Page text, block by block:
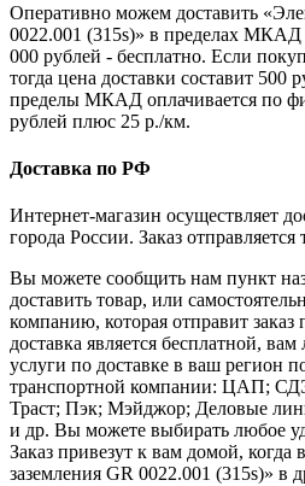
Оперативно можем доставить
0022.001 (315s)» в пределах МКАД
000 рублей - бесплатно. Если
тогда цена доставки составит 500
пределы МКАД оплачивается по
рублей плюс 25 р./км.
Доставка по РФ
Интернет-магазин осуществляет
города России. Заказ
Вы можете сообщить нам пункт
доставить товар, или
компанию, которая отправит заказ
доставка является бесплатной,
услуги по доставке в ваш регион
транспортной компании: ЦАП;
Траст; Пэк; Мэйджор; Деловые
и др. Вы можете выбирать любое
Заказ привезут к вам домой, когда
заземления GR 0022.001 (315s)» в